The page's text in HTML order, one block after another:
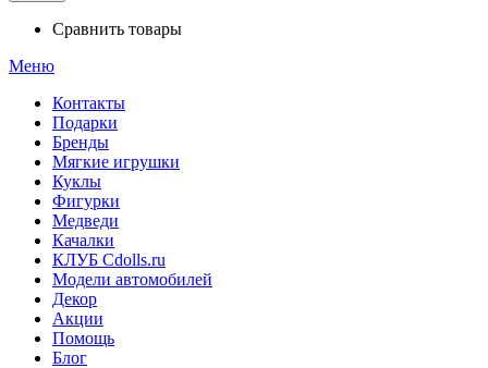
Сравнить товары
Меню
Контакты
Подарки
Бренды
Мягкие игрушки
Куклы
Фигурки
Медведи
Качалки
КЛУБ Cdolls.ru
Модели автомобилей
Декор
Акции
Помощь
Блог